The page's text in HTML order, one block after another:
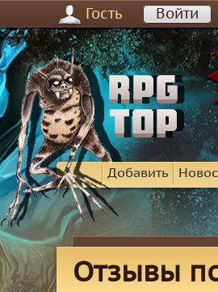
Гость Войти
Добавить
Отзывы